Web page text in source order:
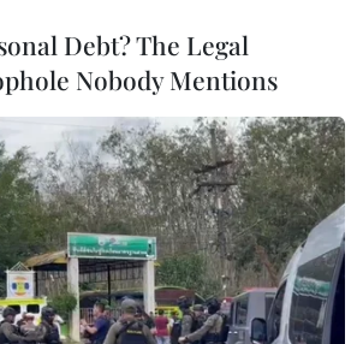
Debt? The Legal
Nobody Mentions